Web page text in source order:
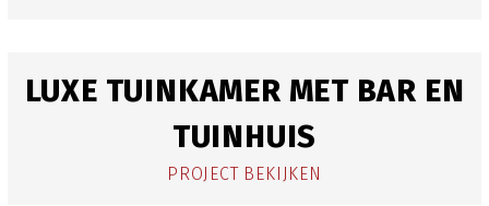
LUXE TUINKAMER MET BAR EN
TUINHUIS
PROJECT BEKIJKEN